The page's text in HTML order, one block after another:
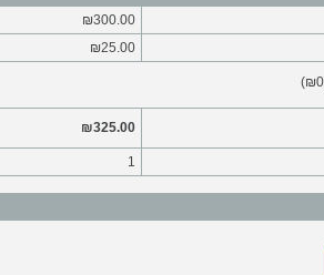
₪300.00
₪25.00
₪0
)
₪325.00
1